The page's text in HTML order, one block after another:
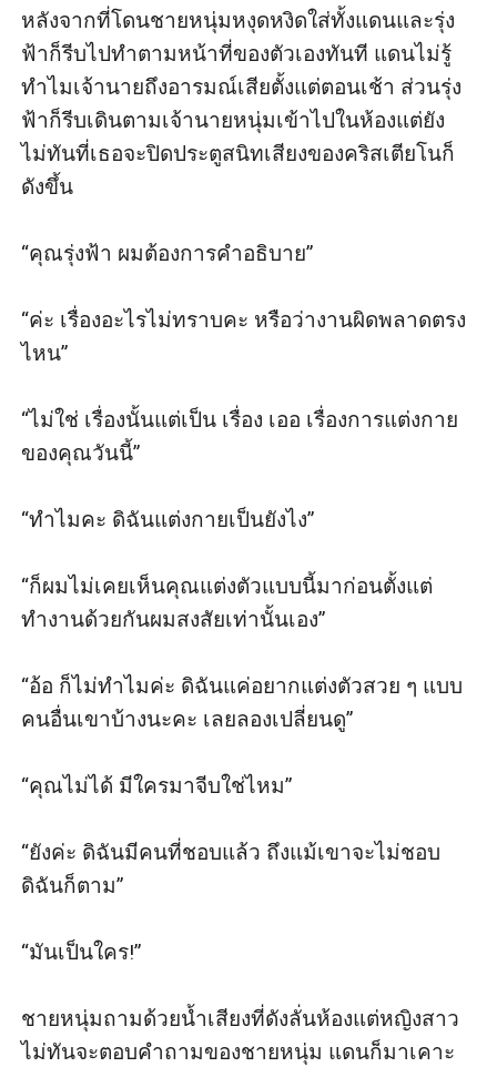
หลังจากที่โดนชายหนุ่มหงุดหงิดใส่ทั้งแดนและรุ่ง
ฟ้าก็รีบไปทำตามหน้าที่ของตัวเองทันที แดนไม่รู้
ทำไมเจ้านายถึงอารมณ์เสียตั้งแต่ตอนเช้า ส่วนรุ่ง
ฟ้าก็รีบเดินตามเจ้านายหนุ่มเข้าไปในห้องแต่ยัง
ไม่ทันที่เธอจะปิดประตูสนิทเสียงของคริสเตียโนก็
ดังขึ้น
“คุณรุ่งฟ้า ผมต้องการคำอธิบาย”
“ค่ะ เรื่องอะไรไม่ทราบคะ หรือว่างานผิดพลาดตรง
ไหน”
“ไม่ใช่ เรื่องนั้นแต่เป็น เรื่อง เออ เรื่องการแต่งกาย
ของคุณวันนี้”
“ทำไมคะ ดิฉันแต่งกายเป็นยังไง”
“ก็ผมไม่เคยเห็นคุณแต่งตัวแบบนี้มาก่อนตั้งแต่
ทำงานด้วยกันผมสงสัยเท่านั้นเอง”
“อ้อ ก็ไม่ทำไมค่ะ ดิฉันแค่อยากแต่งตัวสวย ๆ แบบ
คนอื่นเขาบ้างนะคะ เลยลองเปลี่ยนดู”
“คุณไม่ได้ มีใครมาจีบใช่ไหม”
“ยังค่ะ ดิฉันมีคนที่ชอบแล้ว ถึงแม้เขาจะไม่ชอบ
ดิฉันก็ตาม”
“มันเป็นใคร!”
ชายหนุ่มถามด้วยน้ำเสียงที่ดังลั่นห้องแต่หญิงสาว
ไม่ทันจะตอบคำถามของชายหนุ่ม แดนก็มาเคาะ